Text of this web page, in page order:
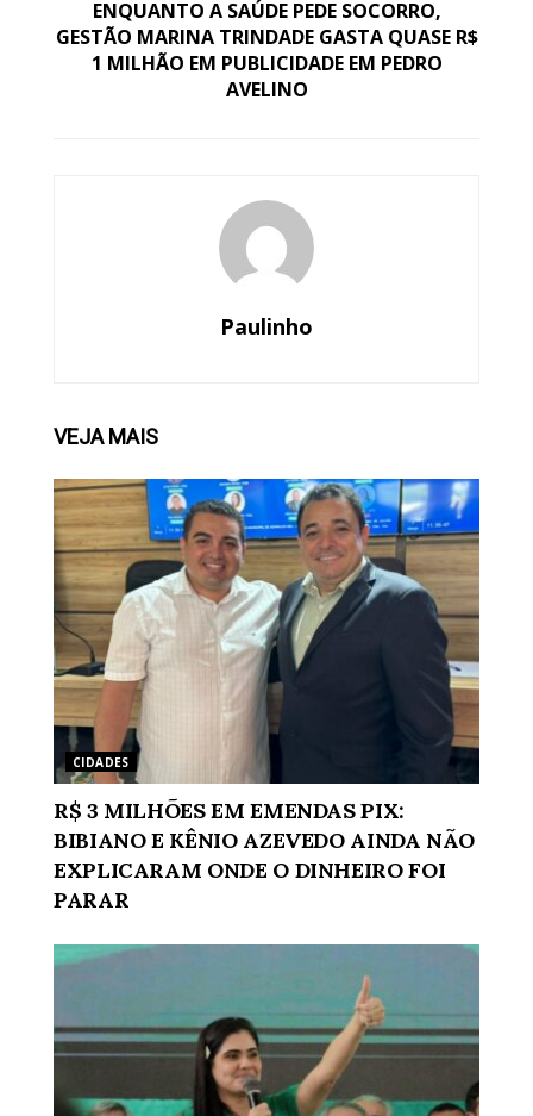
ENQUANTO A SAÚDE PEDE SOCORRO,
GESTÃO MARINA TRINDADE GASTA QUASE R$
1 MILHÃO EM PUBLICIDADE EM PEDRO
AVELINO
Paulinho
VEJAMAIS
CIDADES
R$ 3 MILHÕES EM EMENDAS PIX:
BIBIANO E KÊNIO AZEVEDO AINDA NÃO
EXPLICARAM ONDE O DINHEIRO FOI
PARAR